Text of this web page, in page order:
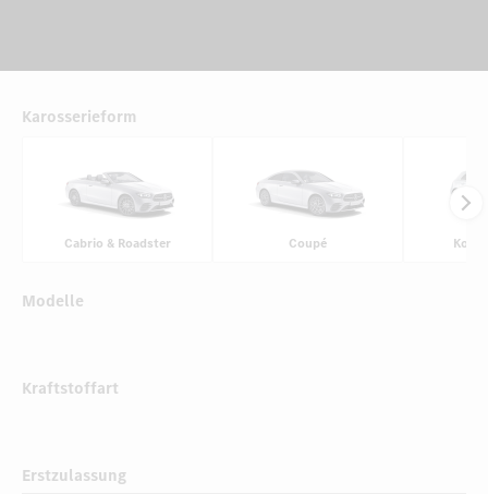
Karosserieform
Cabrio & Roadster Coupé
Modelle
Kraftstoffart
Erstzulassung